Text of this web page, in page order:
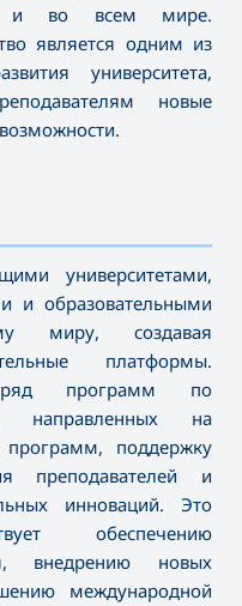
и во всем мире.
является одним из
университета,
новые
университетами,
и образовательными
миру, создавая
платформы.
ряд программ по
направленных на
программ, поддержку
преподавателей и
инноваций. Это
обеспечению
внедрению новых
международной